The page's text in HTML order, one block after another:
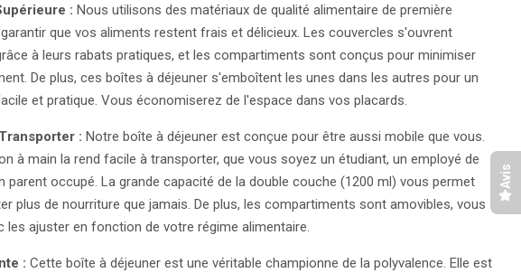
: Nous utilisons des matériaux de qualité alimentaire de première
que vos aliments restent frais et délicieux. Les couvercles s'ouvrent
à leurs rabats pratiques, et les compartiments sont conçus pour minimiser
De plus, ces boîtes à déjeuner s'emboîtent les unes dans les autres pour un
et pratique. Vous économiserez de l'espace dans vos placards.
: Notre boîte à déjeuner est conçue pour être aussi mobile que vous.
à main la rend facile à transporter, que vous soyez un étudiant, un employé de
parent occupé. La grande capacité de la double couche (1200 ml) vous permet
plus de nourriture que jamais. De plus, les compartiments sont amovibles, vous
les ajuster en fonction de votre régime alimentaire.
: Cette boîte à déjeuner est une véritable championne de la polyvalence. Elle est
Avis